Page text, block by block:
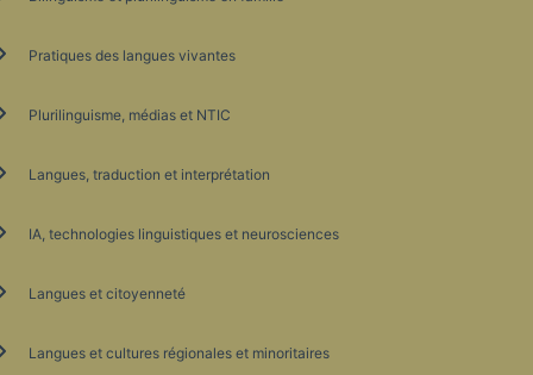
Pratiques des langues vivantes
Plurilinguisme, médias et NTIC
Langues, traduction et interprétation
IA, technologies linguistiques et neurosciences
Langues et citoyenneté
Langues et cultures régionales et minoritaires